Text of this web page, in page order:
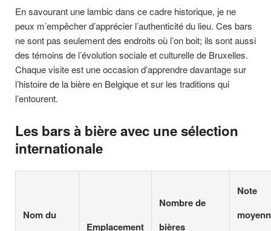
En savourant une lambic dans ce cadre historique, je ne
peux m’empêcher d’apprécier l’authenticité du lieu. Ces bars
ne sont pas seulement des endroits où l’on boit; ils sont aussi
des témoins de l’évolution sociale et culturelle de Bruxelles.
Chaque visite est une occasion d’apprendre davantage sur
l’histoire de la bière en Belgique et sur les traditions qui
l’entourent.
Les bars à bière avec une sélection
internationale
Nom du
Emplacement
Nombre de
bières
Note